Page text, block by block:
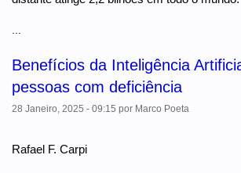
Benefícios da Inteligência
pessoas com deficiência
28 Janeiro, 2025 - 09:15 por Marco Poeta
Rafael F. Carpi